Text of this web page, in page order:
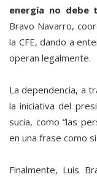
energía no debe
Bravo Navarro,
la CFE, dando a
operan legalmente.
La dependencia, a
la iniciativa del
sucia, como “las
en una frase como
Finalmente, Luis